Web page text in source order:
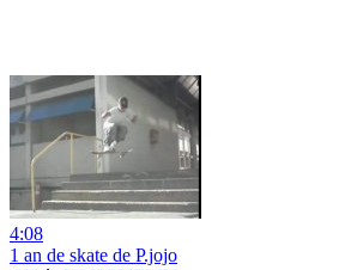
4:08
1 an de skate de P.jojo